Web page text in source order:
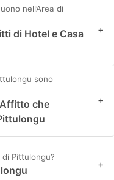
nell’Area di
di Hotel e Casa
+
sono
che
+
di Pittulongu?
+